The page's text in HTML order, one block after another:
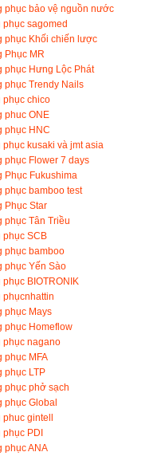
phục bảo vệ nguồn nước
phục sagomed
phục Khối chiến lược
Phục MR
phục Hưng Lộc Phát
phục Trendy Nails
phục chico
phuc ONE
phục HNC
phục kusaki và jmt asia
phục Flower 7 days
Phục Fukushima
phục bamboo test
Phục Star
phục Tân Triều
phục SCB
phục bamboo
phục Yến Sào
phục BIOTRONIK
phụcnhattin
phục Mays
phục Homeflow
phục nagano
phục MFA
phục LTP
phục phở sạch
phục Global
phuc gintell
phục PDI
phục ANA